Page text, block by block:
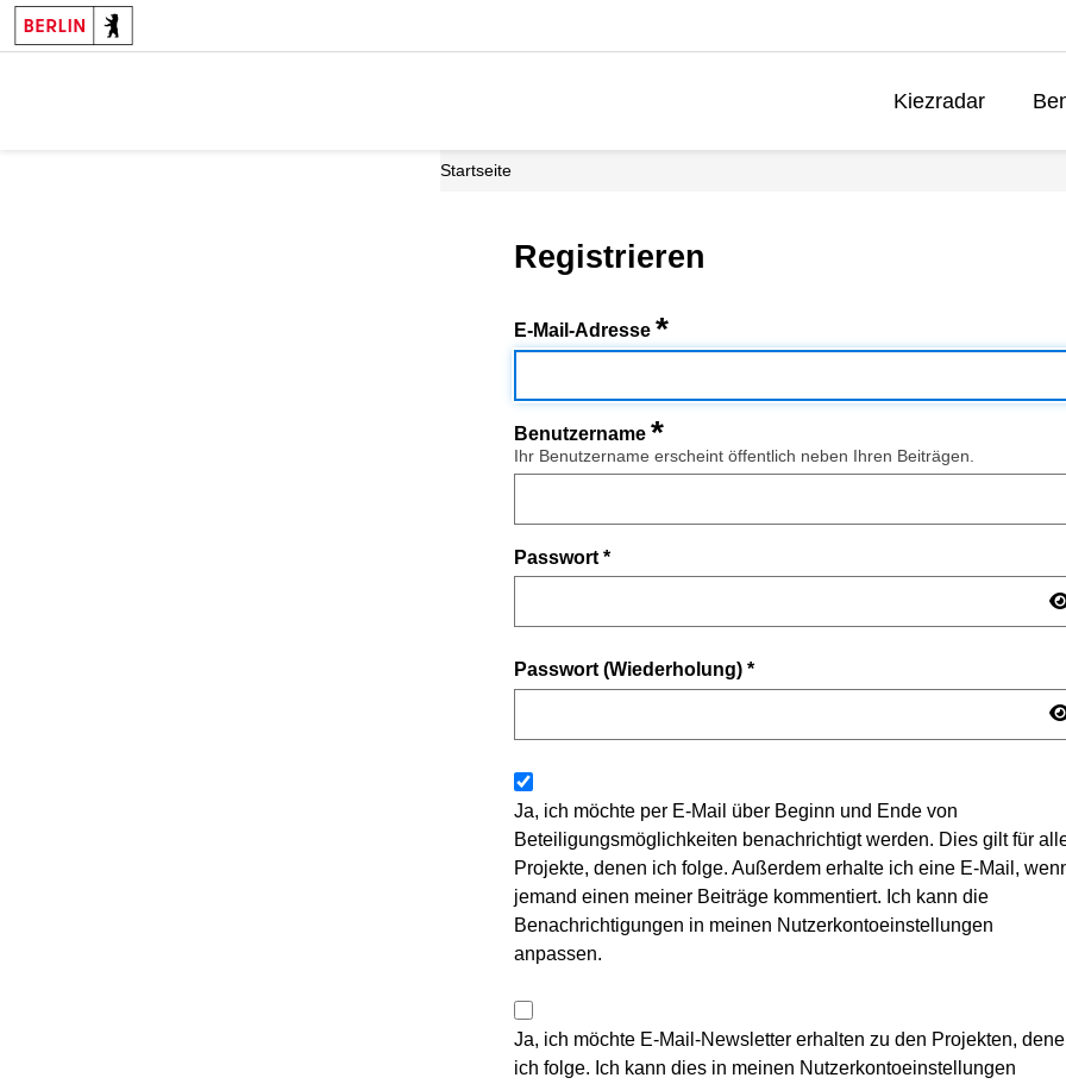
Kiezradar
Startseite
Registrieren
E-Mail-Adresse *
Benutzername *
Ihr Benutzername erscheint öffentlich neben Ihren Beiträgen.
Passwort *
Passwort (Wiederholung) *
Ja, ich möchte per E-Mail über Beginn und Ende von
Beteiligungsmöglichkeiten benachrichtigt werden. Dies gilt für
Projekte, denen ich folge. Außerdem erhalte ich eine E-Mail,
jemand einen meiner Beiträge kommentiert. Ich kann die
Benachrichtigungen in meinen Nutzerkontoeinstellungen
anpassen.
Ja, ich möchte E-Mail-Newsletter erhalten zu den Projekten,
ich folge. Ich kann dies in meinen Nutzerkontoeinstellungen